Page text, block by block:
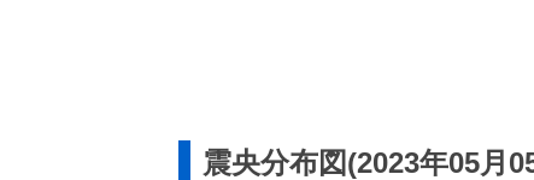
震央分布図(2023年05月